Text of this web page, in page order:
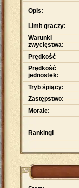
Opis:
Limit graczy:
Warunki
zwycięstwa:
Prędkość
Prędkość
jednostek:
Tryb śpiący:
Zastępstwo:
Morale:
Rankingi